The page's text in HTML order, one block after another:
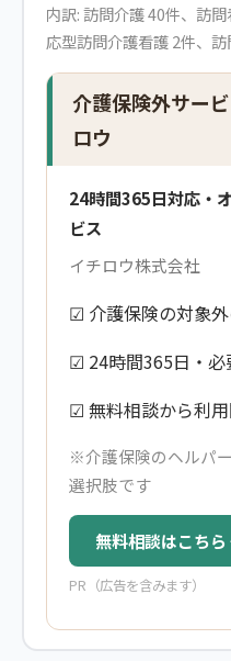
内訳: 訪問介護 40件、訪
応型訪問介護看護 2件、
介護保険外サー
ロウ
24時間365日対応・
ビス
イチロウ株式会社
☑ 介護保険の対象
☑ 24時間365日・必
☑ 無料相談から利
※介護保険のヘルパ
選択肢です
無料相談はこち
PR（広告を含みます）